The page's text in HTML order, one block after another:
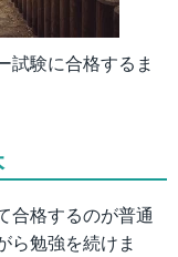
試験に合格するま
合格するのが普通
ら勉強を続けま